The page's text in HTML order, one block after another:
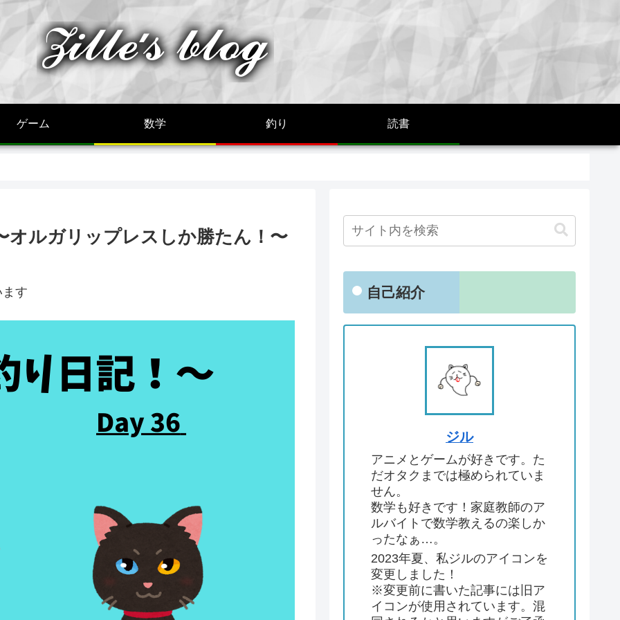
ゲーム 数学 釣り 読書
オルガリップレスしか勝たん！〜
す 自己紹介
ジル
アニメとゲームが好きです。た
だオタクまでは極められていま
せん。
数学も好きです！家庭教師のア
ルバイトで数学教えるの楽しか
ったなぁ…。
2023年夏、私ジルのアイコンを
変更しました！
※変更前に書いた記事には旧ア
イコンが使用されています。混